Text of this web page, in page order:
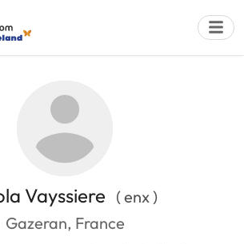
Vayssiere ( enx )
Gazeran, France